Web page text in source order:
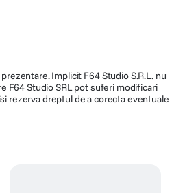
Implicit F64 Studio S.R.L. nu
F64 Studio SRL pot suferi modificari
rezerva dreptul de a corecta eventuale